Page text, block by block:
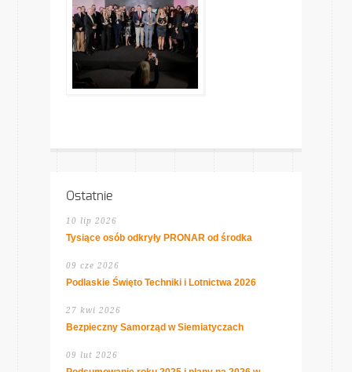
Ostatnie
10 lip 2026
Tysiące osób odkryły PRONAR od środka
09 cze 2026
Podlaskie Święto Techniki i Lotnictwa 2026
27 kwi 2026
Bezpieczny Samorząd w Siemiatyczach
09 lut 2026